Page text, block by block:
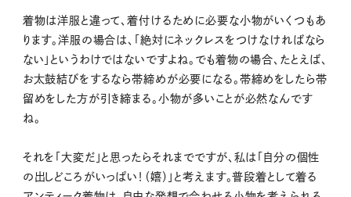
着物は洋服と違って、着付けるために必要な小物がいくつもあ
ります。洋服の場合は、「絶対にネックレスをつけなければなら
ない」というわけではないですよね。でも着物の場合、たとえば、
お太鼓結びをするなら帯締めが必要になる。帯締めをしたら帯
留めをした方が引き締まる。小物が多いことが必然なんです
ね。
それを「大変だ」と思ったらそれまでですが、私は「自分の個性
の出しどころがいっぱい！（嬉）」と考えます。普段着として着る